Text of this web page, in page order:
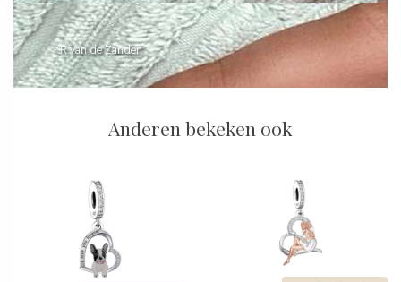
- R van de Zanden
Anderen bekeken ook